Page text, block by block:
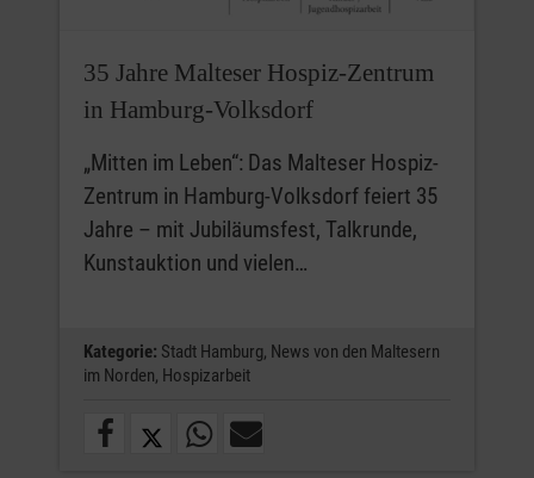
35 Jahre Malteser Hospiz-Zentrum
in Hamburg-Volksdorf
„Mitten im Leben“: Das Malteser Hospiz-
Zentrum in Hamburg-Volksdorf feiert 35
Jahre – mit Jubiläumsfest, Talkrunde,
Kunstauktion und vielen…
Kategorie: Stadt Hamburg, News von den Maltesern
im Norden, Hospizarbeit